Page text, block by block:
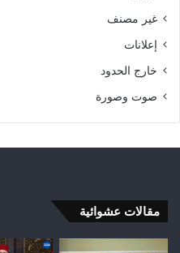
غير مصنف
إعلانات
خارج الحدود
صوت وصورة
مقالات عشوائية